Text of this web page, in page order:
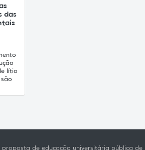
das
lítio
de educação universitária pública